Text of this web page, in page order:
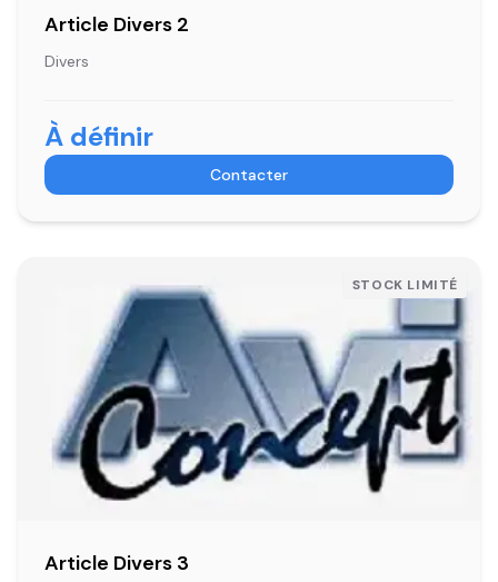
Article Divers 2
Divers
À définir
Contacter
STOCK LIMITÉ
Article Divers 3